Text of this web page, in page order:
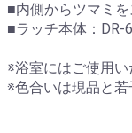
■内側からツマミを
■ラッチ本体：DR-
※浴室にはご使用い
※色合いは現品と若